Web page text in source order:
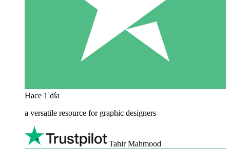
Hace 1 día
a versatile resource for graphic designers
Tahir Mahmood